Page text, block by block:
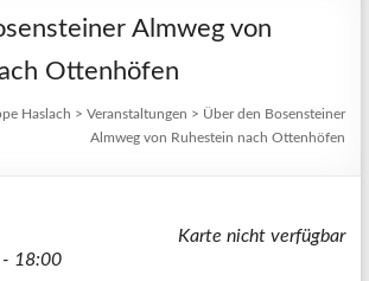
Almweg von
Ottenhöfen
Haslach >Veranstaltungen > Über den Bosensteiner
Almweg von Ruhestein nach Ottenhöfen
Karte nicht verfügbar
18:00